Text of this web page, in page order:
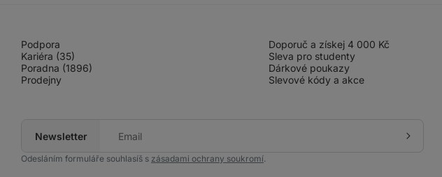
Podpora
Kariéra (35)
Poradna (1896)
Prodejny
Doporuč a získej 4 000 Kč
Sleva pro studenty
Dárkové poukazy
Slevové kódy a akce
Newsletter
mail
Přihlásit
Odesláním formuláře souhlasíš s zásadami ochrany soukromí.